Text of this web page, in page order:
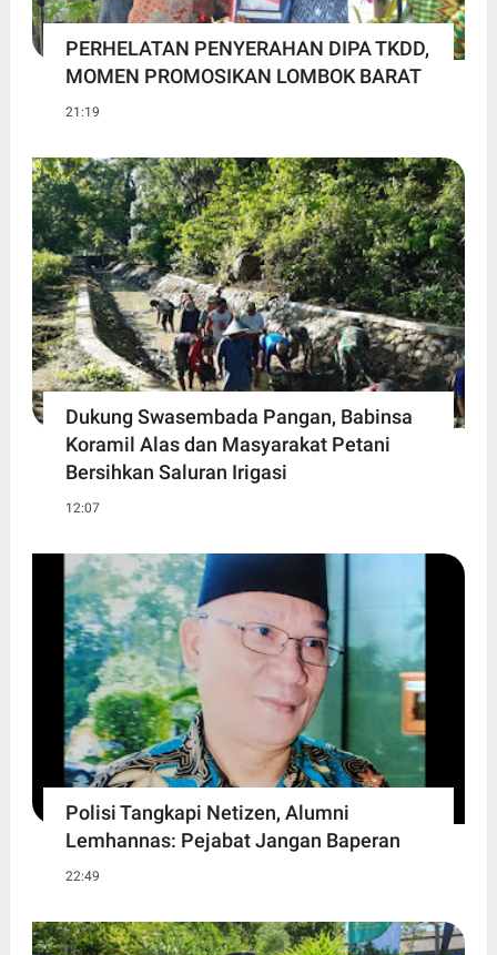
PERHELATAN PENYERAHAN DIPA TKDD,
MOMEN PROMOSIKAN LOMBOK BARAT
21:19
Dukung Swasembada Pangan, Babinsa
Koramil Alas dan Masyarakat Petani
Bersihkan Saluran Irigasi
12:07
Polisi Tangkapi Netizen, Alumni
Lemhannas: Pejabat Jangan Baperan
22:49